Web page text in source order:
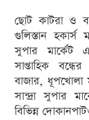
ছোট কাটরা ও
গুলিস্তান হকার্স
সুপার মার্কেট
সাপ্তাহিক
বাজার, ধূপখোলা
সান্দ্রা সুপার
বিভিন্ন